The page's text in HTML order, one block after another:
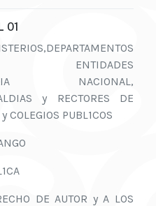
01
ENTIDADES
NACIONAL,
y RECTORES DE
COLEGIOS PUBL1COS
DE AUTOR y A LOS